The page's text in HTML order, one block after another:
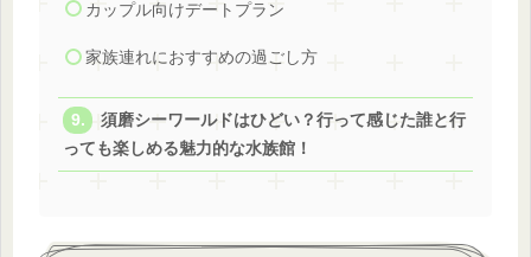
カップル向けデートプラン
家族連れにおすすめの過ごし方
須磨シーワールドはひどい？行って感じた誰と行
っても楽しめる魅力的な水族館！